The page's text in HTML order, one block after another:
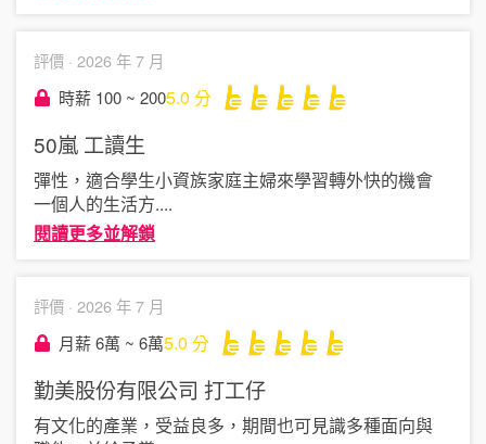
評價 · 2026 年 7 月
時薪 100 ~ 2005.0 分
50嵐 工讀生
彈性，適合學生小資族家庭主婦來學習轉外快的機會
一個人的生活方....
閱讀更多並解鎖
評價 · 2026 年 7 月
月薪 6萬 ~ 6萬5.0 分
勤美股份有限公司 打工仔
有文化的產業，受益良多，期間也可見識多種面向與